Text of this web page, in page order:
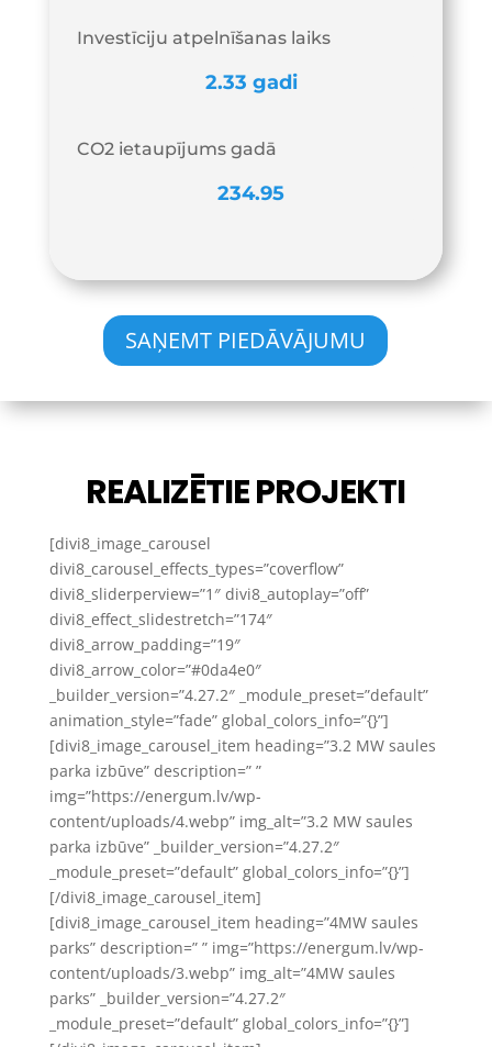
Investīciju atpelnīšanas laiks
CO2 ietaupījums gadā
SAŅEMT PIEDĀVĀJUMU
REALIZĒTIE PROJEKTI
[divi8_image_carousel
divi8_carousel_effects_types=”coverflow”
divi8_sliderperview=”1″ divi8_autoplay=”off”
divi8_effect_slidestretch=”174″
divi8_arrow_padding=”19″
divi8_arrow_color=”#0da4e0″
_builder_version=”4.27.2″ _module_preset=”default”
animation_style=”fade” global_colors_info=”{}”]
[divi8_image_carousel_item heading=”3.2 MW saules
parka izbūve” description=” ”
img=”https://energum.lv/wp-
content/uploads/4.webp” img_alt=”3.2 MW saules
parka izbūve” _builder_version=”4.27.2″
_module_preset=”default” global_colors_info=”{}”]
[/divi8_image_carousel_item]
[divi8_image_carousel_item heading=”4MW saules
parks” description=” ” img=”https://energum.lv/wp-
content/uploads/3.webp” img_alt=”4MW saules
parks” _builder_version=”4.27.2″
_module_preset=”default” global_colors_info=”{}”]